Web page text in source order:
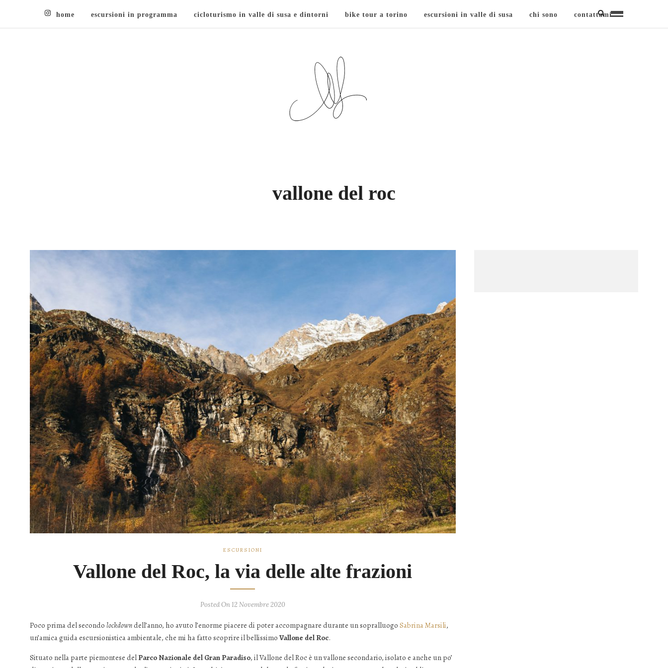
home escursioni in programma cicloturismo in valle di susa e dintorni bike tour a torino escursioni in valle di susa chi sono contattami
vallone del roc
ESCURSIONI
Vallone del Roc, la via delle alte frazioni
Posted On 12 Novembre 2020
Poco prima del secondo lockdowndell’anno, ho avuto l’enorme piacere di poter accompagnare durante un sopralluogo Sabrina Marsili,
un’amica guida escursionistica ambientale, che mi ha fatto scoprire il bellissimo Vallone del Roc.
Situato nella parte piemontese del Parco Nazionale del Gran Paradiso, il Vallone del Roc è un vallone secondario, isolato e anche un po’